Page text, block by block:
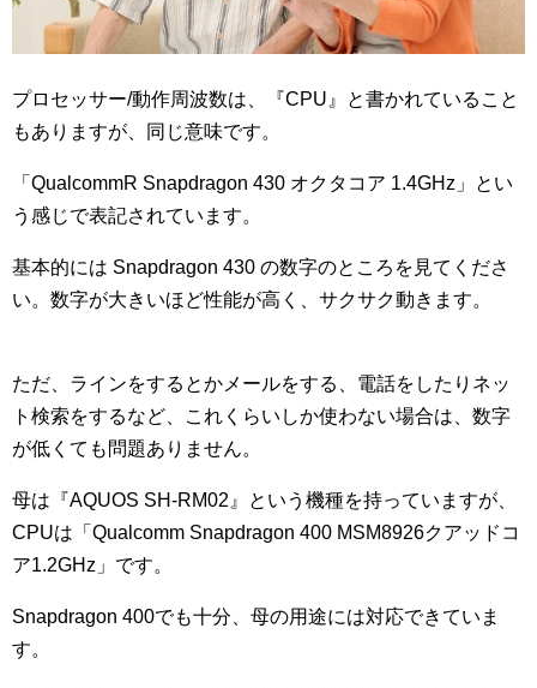
プロセッサー/動作周波数は、『CPU』と書かれていること
もありますが、同じ意味です。
「QualcommR Snapdragon 430 オクタコア 1.4GHz」とい
う感じで表記されています。
基本的には Snapdragon 430 の数字のところを見てくださ
い。数字が大きいほど性能が高く、サクサク動きます。
ただ、ラインをするとかメールをする、電話をしたりネッ
ト検索をするなど、これくらいしか使わない場合は、数字
が低くても問題ありません。
母は『AQUOS SH-RM02』という機種を持っていますが、
CPUは「Qualcomm Snapdragon 400 MSM8926クアッドコ
ア1.2GHz」です。
Snapdragon 400でも十分、母の用途には対応できていま
す。